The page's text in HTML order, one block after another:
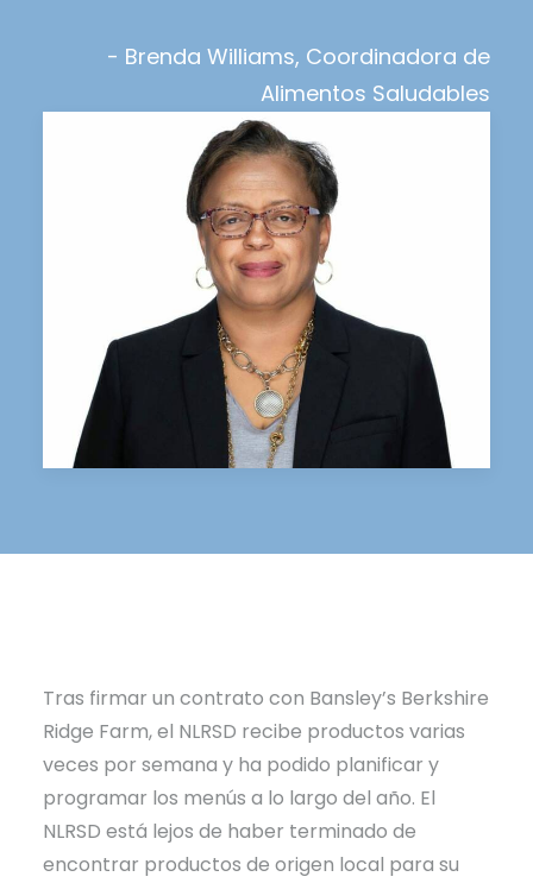
- Brenda Williams, Coordinadora de
Alimentos Saludables
Tras firmar un contrato con Bansley’s Berkshire
Ridge Farm, el NLRSD recibe productos varias
veces por semana y ha podido planificar y
programar los menús a lo largo del año. El
NLRSD está lejos de haber terminado de
encontrar productos de origen local para su